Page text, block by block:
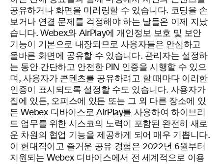
공유하거나 화면을 미러링할 수 있습니다. 코딩을 손
보거나 연결 문제를 걱정해야 하는 날들은 이제 지났
습니다. Webex와 AirPlay에 개인정보 보호 및 보안
기능이 기본으로 내장되므로 사용자들은 안심하고
올바른 화면에 공유할 수 있습니다. 관리자는 설정하
는 동안 간단하고 안전한 PIN 인증을 시행할 수 있으
며, 사용자가 콘텐츠를 공유하려고 할 때마다 이러한
인증이 표시되도록 설정할 수도 있습니다. 사용자가
집에 있든, 오피스에 있든 또는 그 외 다른 장소에 있
든 Webex 디바이스로 AirPlay를 사용하여 하이브리
드 업무를 위한 시스코의 노력이 포함된 완전히 새로
운 차원의 협업 기능을 제공하게 되어 매우 기쁩니다.
이 현대적이고 즐거운 공유 경험은 2022년 6월부터
지원되는 Webex 디바이스에서 전 세계적으로 이용